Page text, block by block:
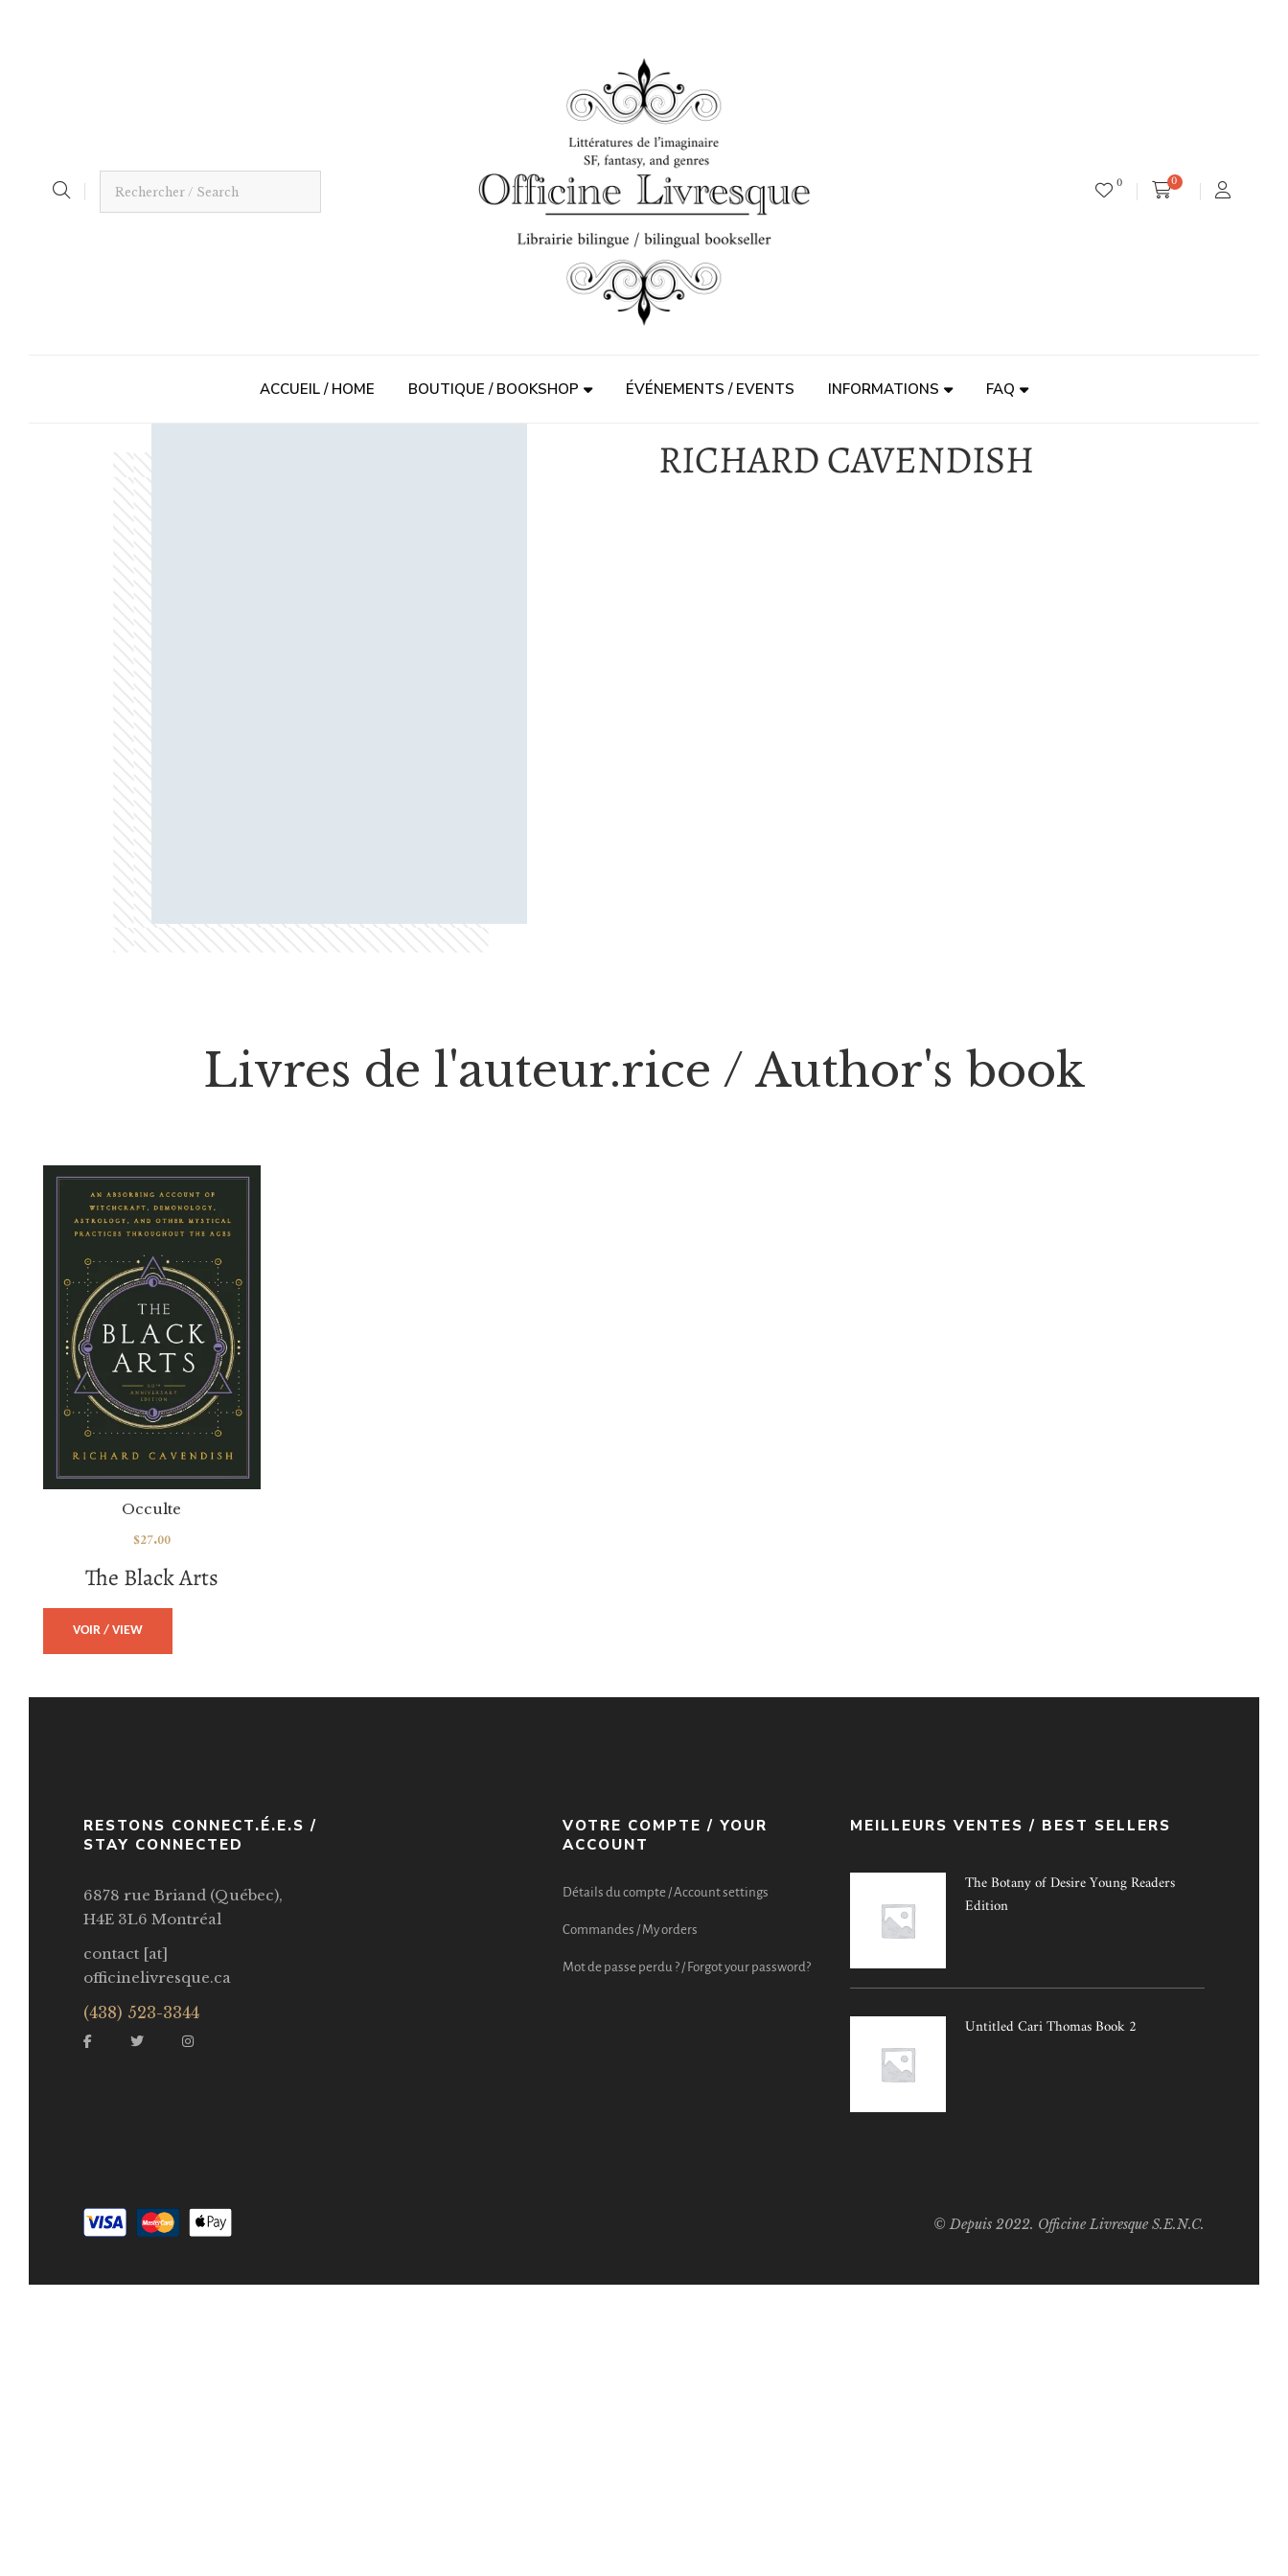
0 0
ACCUEIL / HOME BOUTIQUE / BOOKSHOP ÉVÉNEMENTS / EVENTS INFORMATIONS FAQ
RICHARD CAVENDISH
Livres de l'auteur.rice / Author's book
The Black Arts
Occulte
$27.00
VOIR / VIEW
RESTONS CONNECT.É.E.S /
STAY CONNECTED
6878 rue Briand (Québec),
H4E 3L6 Montréal
contact [at]
officinelivresque.ca
(438) 523-3344
VOTRE COMPTE / YOUR
ACCOUNT
Détails du compte / Account settings
Commandes / My orders
Mot de passe perdu ? / Forgot your password?
MEILLEURS VENTES / BEST SELLERS
The Botany of Desire Young Readers
Edition
Untitled Cari Thomas Book 2
© Depuis 2022. Officine Livresque S.E.N.C.